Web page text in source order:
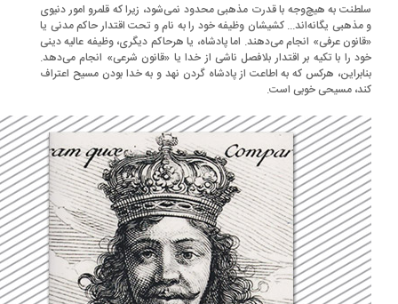
به هیچ‌وجه با قدرت مذهبی محدود نمی‌شود، زیرا که قلمرو امور دنیوی
یگانه‌اند... کشیشان وظیفه خود را به نام و تحت اقتدار حاکم مدنی یا
عرفی» انجام می‌دهند. اما پادشاه، یا هرحاکم دیگری، وظیفه عالیه دینی
را با تکیه بر اقتدار بلافصل ناشی از خدا یا «قانون شرعی» انجام می‌دهد.
هرکس که به اطاعت از پادشاه گردن نهد و به خدا بودن مسیح اعتراف
مسیحی خوبی است.